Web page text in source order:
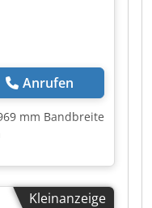
Anrufen
mm Bandbreite
Bitte füllen Sie
es uns per E-
&
Kleinanzeige